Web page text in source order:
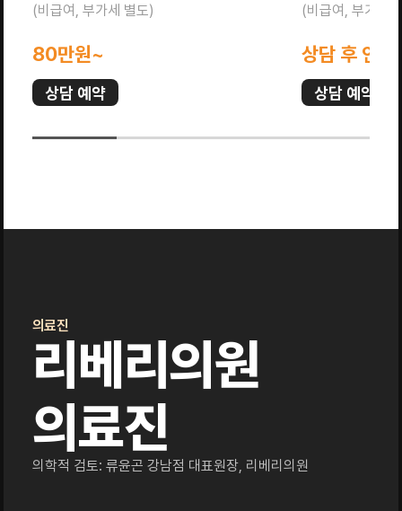
(비급여, 부가세 별도)
80만원~
상담 예약
(비급여, 부가세
상담 후 안내
상담 예약
의료진
리베리의원
의료진
의학적 검토: 류윤곤 강남점 대표원장, 리베리의원